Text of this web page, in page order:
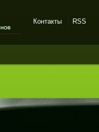
Контакты RSS